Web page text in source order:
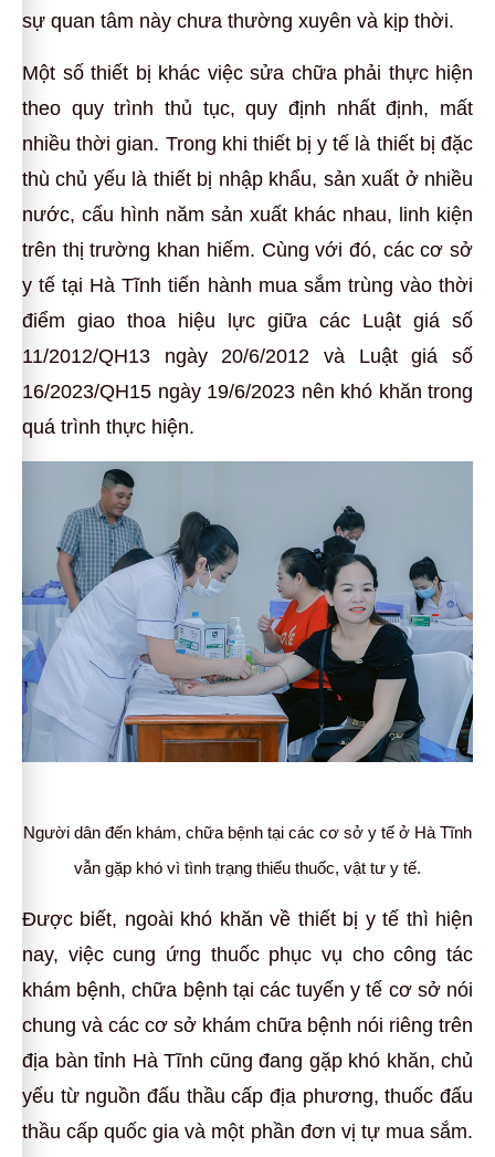
sự quan tâm này chưa thường xuyên và kịp thời.
Một số thiết bị khác việc sửa chữa phải thực hiện
theo quy trình thủ tục, quy định nhất định, mất
nhiều thời gian. Trong khi thiết bị y tế là thiết bị đặc
thù chủ yếu là thiết bị nhập khẩu, sản xuất ở nhiều
nước, cấu hình năm sản xuất khác nhau, linh kiện
trên thị trường khan hiếm. Cùng với đó, các cơ sở
y tế tại Hà Tĩnh tiến hành mua sắm trùng vào thời
điểm giao thoa hiệu lực giữa các Luật giá số
11/2012/QH13 ngày 20/6/2012 và Luật giá số
16/2023/QH15 ngày 19/6/2023 nên khó khăn trong
quá trình thực hiện.
Người dân đến khám, chữa bệnh tại các cơ sở y tế ở Hà Tĩnh
vẫn gặp khó vì tình trạng thiếu thuốc, vật tư y tế.
Được biết, ngoài khó khăn về thiết bị y tế thì hiện
nay, việc cung ứng thuốc phục vụ cho công tác
khám bệnh, chữa bệnh tại các tuyến y tế cơ sở nói
chung và các cơ sở khám chữa bệnh nói riêng trên
địa bàn tỉnh Hà Tĩnh cũng đang gặp khó khăn, chủ
yếu từ nguồn đấu thầu cấp địa phương, thuốc đấu
thầu cấp quốc gia và một phần đơn vị tự mua sắm.